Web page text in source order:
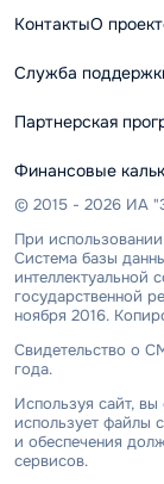
КонтактыО
Служба
Партнерская
Финансовые
© 2015 - 2026 ИА
При
Система базы
интеллектуальной
государственной
ноября 2016.
Свидетельство о
года.
Используя сайт, вы
использует файлы
и обеспечения
сервисов.